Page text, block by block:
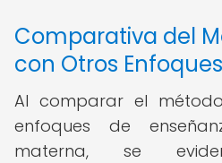
Comparativa del
con Otros
Al comparar el
enfoques de
materna, se